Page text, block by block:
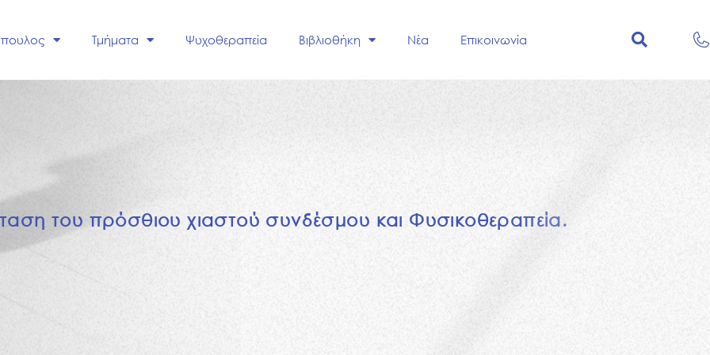
Τμήματα Ψυχοθεραπεία Βιβλιοθήκη Νέα Επικοινωνία
ταση του πρόσθιου χιαστού συνδέσμου και Φυσικοθεραπεία.